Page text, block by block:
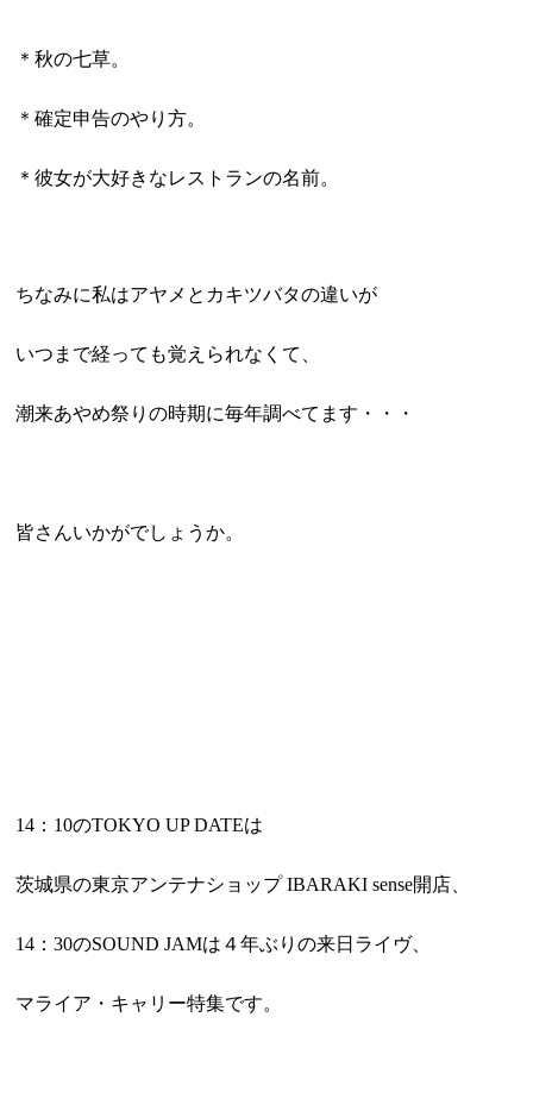
＊秋の七草。
＊確定申告のやり方。
＊彼女が大好きなレストランの名前。
ちなみに私はアヤメとカキツバタの違いが
いつまで経っても覚えられなくて、
潮来あやめ祭りの時期に毎年調べてます・・・
皆さんいかがでしょうか。
14：10のTOKYO UP DATEは
茨城県の東京アンテナショップIBARAKI sense開店、
14：30のSOUND JAMは４年ぶりの来日ライヴ、
マライア・キャリー特集です。